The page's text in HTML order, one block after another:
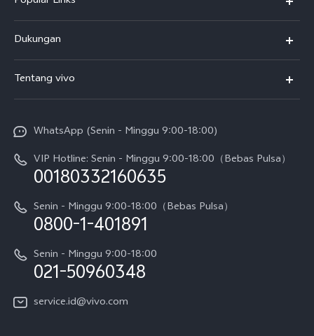
T5
T5 Pro
V70
V70 FE
Y05
X300 Pro
Gerai Terdekat
Dukungan
Service Center
Funtouch OS
Pembaruan Sistem
Harga Spare Part
Otentikasi IMEI
Kebijakan Garansi vivo
Layanan Perbaikan Antar Jemput
Tentang vivo
Sejarah
Berita
Pemberitahuan Hukum
Tentang Kami
Pusat Privasi vivo
WhatsApp (Senin - Minggu 9:00-18:00)
VIP Hotline: Senin - Minggu 9:00-18:00（Bebas Pulsa）
00180332160635
Senin - Minggu 9:00-18:00（Bebas Pulsa）
0800-1-401891
Senin - Minggu 9:00-18:00
021-50960348
service.id@vivo.com